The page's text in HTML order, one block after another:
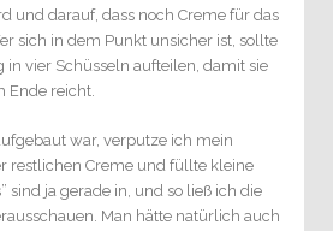
und darauf, dass noch Creme für das
sich in dem Punkt unsicher ist, sollte
in vier Schüsseln aufteilen, damit sie
Ende reicht.
war, verputze ich mein
restlichen Creme und füllte kleine
sind ja gerade in, und so ließ ich die
Man hätte natürlich auch